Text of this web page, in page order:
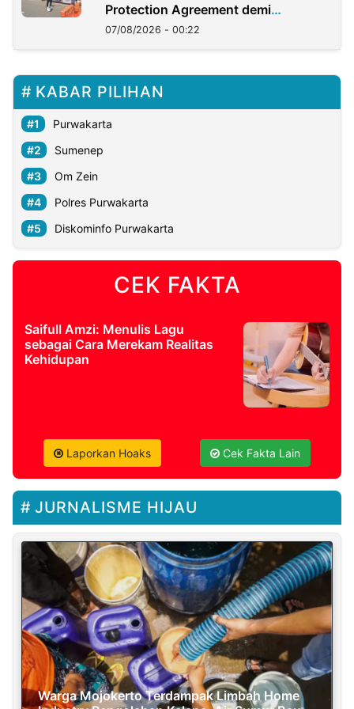
Protection Agreement demi
Kedaulatan Negara
07/08/2026 - 00:22
KABAR PILIHAN
Purwakarta
Sumenep
Om Zein
Polres Purwakarta
Diskominfo Purwakarta
CEK FAKTA
Saifull Amzi: Menulis Lagu
sebagai Cara Merekam Realitas
Kehidupan
Laporkan Hoaks Cek Fakta Lain
JURNALISME HIJAU
Warga Mojokerto Terdampak Limbah Home